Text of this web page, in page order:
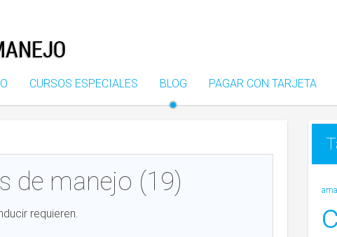
CURSOS ESPECIALES BLOG PAGAR CON TARJETA
de manejo (19)
requieren.